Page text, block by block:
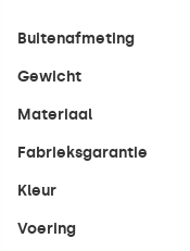
Buitenafmeting
Gewicht
Materiaal
Fabrieksgarantie
Kleur
Voering